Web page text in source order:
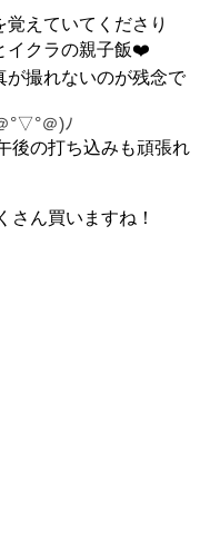
えていてくださり
イクラの親子飯❤️
が撮れないのが残念で
°▽°＠)ﾉ
後の打ち込みも頑張れ
さん買いますね！